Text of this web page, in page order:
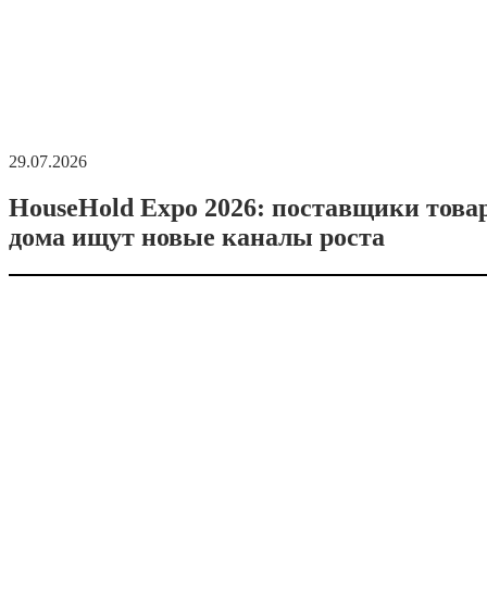
29.07.2026
HouseHold Expo 2026: поставщики
дома ищут новые каналы роста